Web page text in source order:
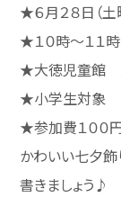
★６月２８日（土
★１０時～１１時
★大徳児童館
★小学生対象
★参加費１００
かわいい七夕飾
書きましょう♪